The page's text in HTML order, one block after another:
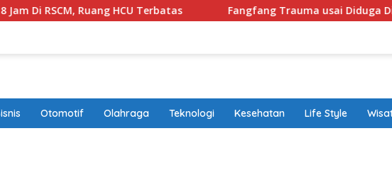
HCU Terbatas Fangfang Trauma usai Diduga Diintimidasi
Otomotif Olahraga Teknologi Kesehatan Life Style